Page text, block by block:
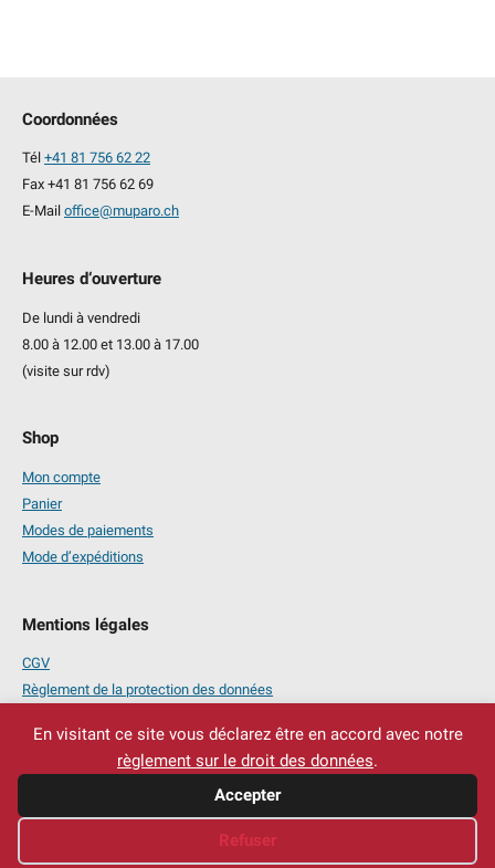
En visitant ce site vous déclarez être en accord avec notre
règlement sur le droit des données.
Accepter
Refuser
Coordonnées
Tél +41 81 756 62 22
Fax +41 81 756 62 69
E-Mail office@muparo.ch
Heures d‘ouverture
De lundi à vendredi
8.00 à 12.00 et 13.00 à 17.00
(visite sur rdv)
Shop
Mon compte
Panier
Modes de paiements
Mode d’expéditions
Mentions légales
CGV
Règlement de la protection des données